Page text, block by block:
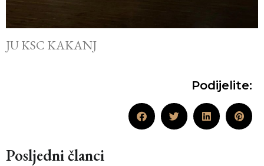
JU KSC KAKANJ
Podijelite:
Posljedni članci